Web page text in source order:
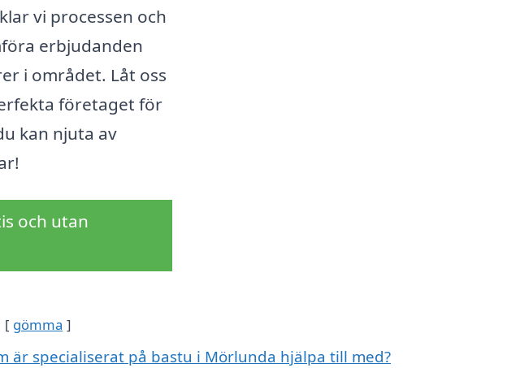
vi processen och
erbjudanden
i området. Låt oss
företaget för
kan njuta av
och utan
gömma
är specialiserat på bastu i Mörlunda hjälpa till med?